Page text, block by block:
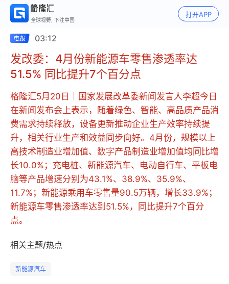
全球视野, 下注中国
打开APP
03:12
发改委：4月份新能源车零售渗透率达
51.5% 同比提升7个百分点
格隆汇5月20日｜国家发展改革委新闻发言人李超今日
在新闻发布会上表示，随着绿色、智能、高品质产品消
费需求持续释放，设备更新推动企业生产效率持续提
升，相关行业生产和效益同步向好。4月份，规模以上
高技术制造业增加值、数字产品制造业增加值均同比增
长10.0%；充电桩、新能源汽车、电动自行车、平板电
脑等产品增速分别为43.1%、38.9%、35.9%、
11.7%；新能源乘用车零售量90.5万辆，增长33.9%；
新能源车零售渗透率达到51.5%，同比提升7个百分
点。
相关主题/热点
新能源汽车